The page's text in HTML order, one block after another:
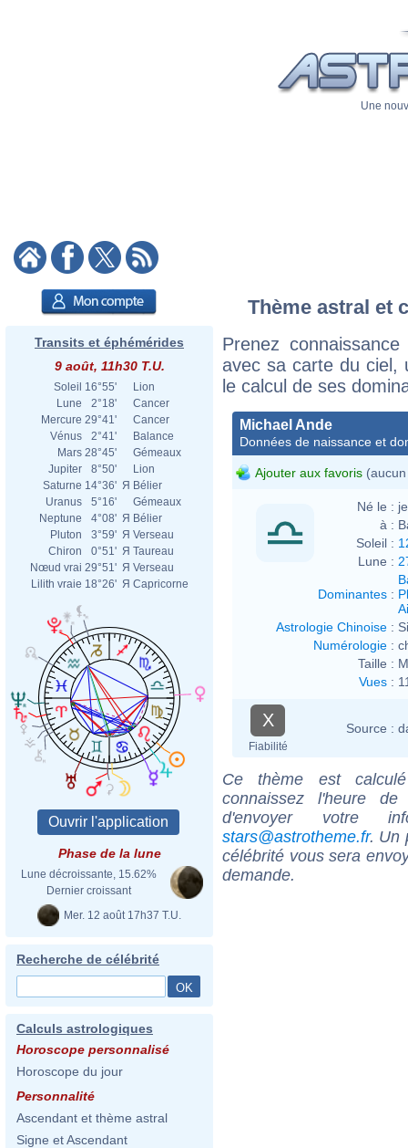
Une
Transits et éphémérides
9 août, 11h30 T.U.
Soleil 16°55'
Lion
Lune
2°18'
Cancer
Mercure 29°41'
Cancer
Vénus
2°41'
Balance
Mars 28°45'
Gémeaux
Jupiter
8°50'
Lion
Saturne 14°36' Я Bélier
Uranus
5°16'
Gémeaux
Neptune
4°08' Я Bélier
Pluton
3°59' Я Verseau
Chiron
0°51' Я Taureau
Nœud vrai 29°51' Я Verseau
Lilith vraie 18°26' Я Capricorne
Phase de la lune
Lune décroissante, 15.62%
Dernier croissant
Mer. 12 août 17h37 T.U.
Recherche de célébrité
Calculs astrologiques
Horoscope personnalisé
Horoscope du jour
Personnalité
Ascendant et thème astral
Signe et Ascendant
Thème astral et
Prenez
avec sa carte du ciel,
le calcul de ses
Michael Ande
Données de naissance et
Ajouter aux favoris
Né le :
à :
Soleil :
Lune :
Dominantes :
Astrologie Chinoise :
Numérologie :
Taille :
Vues :
X
Fiabilité
Source :
Ce thème est
connaissez l'heure
d'envoyer votre
stars@astrotheme.fr. Un
célébrité vous sera
demande.